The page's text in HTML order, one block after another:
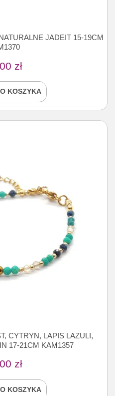
JADEIT 15-19CM
zł
KOSZYKA
CYTRYN, LAPIS LAZULI,
17-21CM KAM1357
zł
KOSZYKA